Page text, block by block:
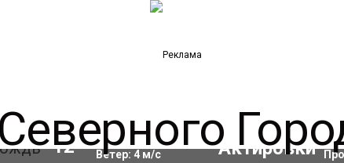
12 °C Влажность:84%
Ветер: 4м/с